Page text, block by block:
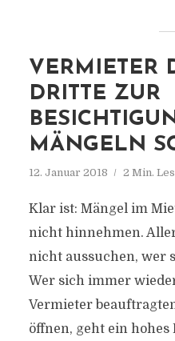
VERMIETER
DRITTE ZUR
MÄNGELN
12. Januar 2018 2 Min.
Klar ist: Mängel im
nicht hinnehmen.
nicht aussuchen, wer
Wer sich immer
Vermieter
öffnen, geht ein hohes